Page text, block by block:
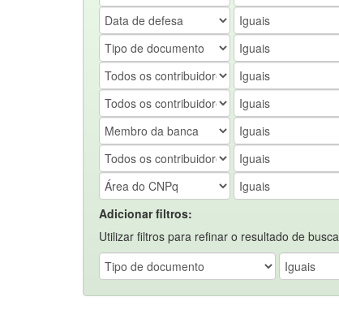
Adicionar filtros:
Utilizar filtros para refinar o resultado de